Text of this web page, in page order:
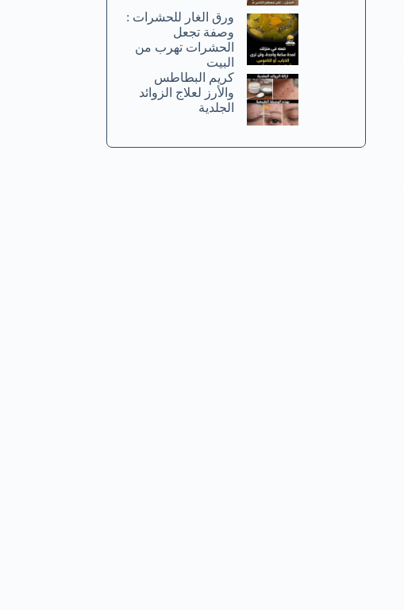
ورق الغار للحشرات :
وصفة تجعل
الحشرات تهرب من
البيت
كريم البطاطس
والأرز لعلاج الزوائد
الجلدية